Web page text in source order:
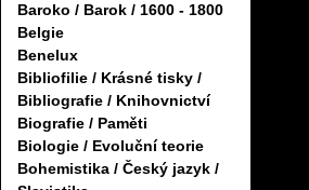
Baroko / Barok / 1600 - 1800
Belgie
Benelux
Bibliofilie / Krásné tisky /
Bibliografie / Knihovnictví
Biografie / Paměti
Biologie / Evoluční teorie
Bohemistika / Český jazyk /